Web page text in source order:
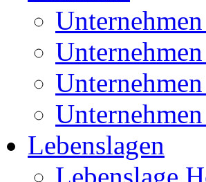
Lebenslagen
Lebenslage